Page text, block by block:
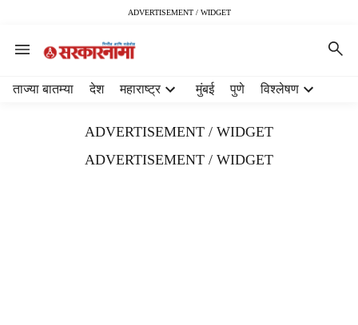
ADVERTISEMENT / WIDGET
ताज्या बातम्या देश महाराष्ट्र मुंबई पुणे विश्लेषण
ADVERTISEMENT / WIDGET
ADVERTISEMENT / WIDGET